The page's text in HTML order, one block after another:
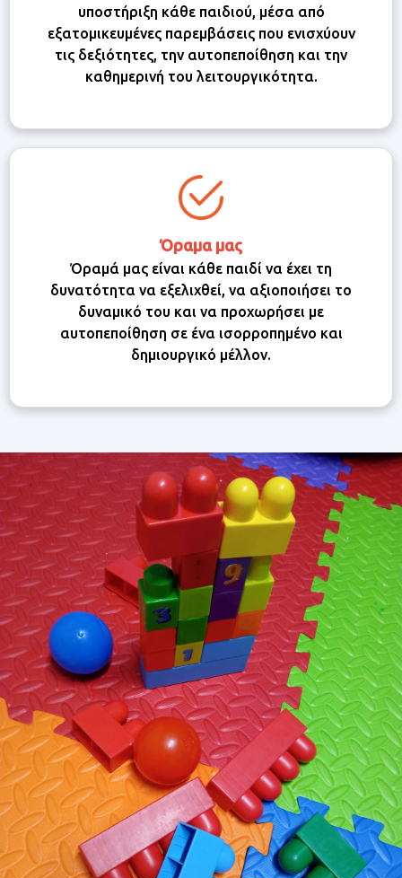
υποστήριξη κάθε παιδιού, μέσα από
εξατομικευμένες παρεμβάσεις που ενισχύουν
τις δεξιότητες, την αυτοπεποίθηση και την
καθημερινή του λειτουργικότητα.
Όραμα μας
Όραμά μας είναι κάθε παιδί να έχει τη
δυνατότητα να εξελιχθεί, να αξιοποιήσει το
δυναμικό του και να προχωρήσει με
αυτοπεποίθηση σε ένα ισορροπημένο και
δημιουργικό μέλλον.